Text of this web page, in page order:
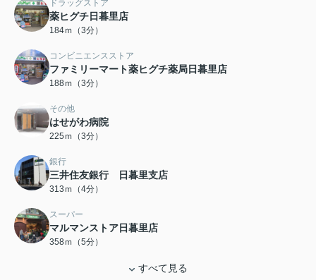
ドラッグストア
薬ヒグチ日暮里店
184ｍ（3分）
コンビニエンスストア
ファミリーマート薬ヒグチ薬局日暮里店
188ｍ（3分）
その他
はせがわ病院
225ｍ（3分）
銀行
三井住友銀行 日暮里支店
313ｍ（4分）
スーパー
マルマンストア日暮里店
358ｍ（5分）
すべて見る